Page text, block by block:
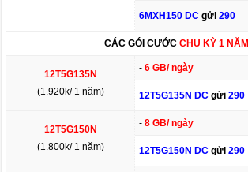
6MXH150 DCgửi 290
CÁC GÓI CƯỚCCHU KỲ 1 NĂM
12T5G135N
(1.920k/ 1 năm)
-6 GB/ ngày
12T5G135N DCgửi 290
12T5G150N
(1.800k/ 1 năm)
-8 GB/ ngày
12T5G150N DCgửi 290